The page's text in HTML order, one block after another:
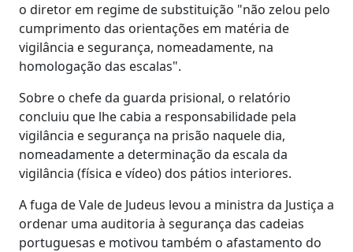
o diretor em regime de substituição "não zelou pelo
cumprimento das orientações em matéria de
vigilância e segurança, nomeadamente, na
homologação das escalas".
Sobre o chefe da guarda prisional, o relatório
concluiu que lhe cabia a responsabilidade pela
vigilância e segurança na prisão naquele dia,
nomeadamente a determinação da escala da
vigilância (física e vídeo) dos pátios interiores.
A fuga de Vale de Judeus levou a ministra da Justiça a
ordenar uma auditoria à segurança das cadeias
portuguesas e motivou também o afastamento do